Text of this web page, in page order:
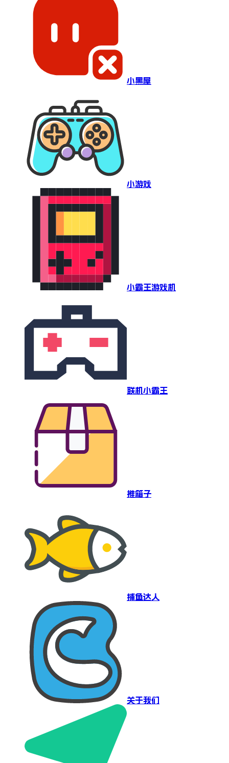
小黑屋
小游戏
小霸王游戏机
联机小霸王
推箱子
捕鱼达人
关于我们